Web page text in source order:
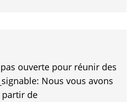
ouverte pour réunir des
Nous vous avons
partir de